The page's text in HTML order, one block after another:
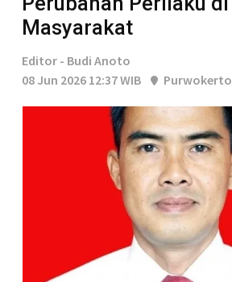
Masyarakat
Editor - Budi Anoto
08 Jun 2026 12:37 WIB
Purwokerto